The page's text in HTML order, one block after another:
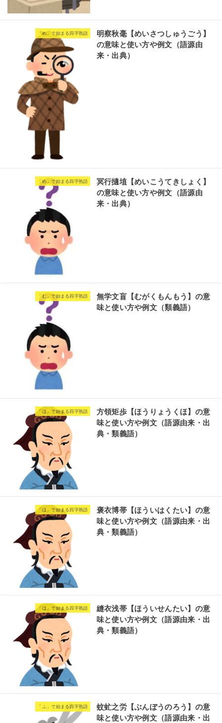
「め」で始まる四字熟語
明察秋毫【めいさつしゅうごう】
の意味と使い方や例文（語源由
来・出典）
「め」で始まる四字熟語
冥行擿埴【めいこうてきしょく】
の意味と使い方や例文（語源由
来・出典）
「む」で始まる四字熟語
無学文盲【むがくもんもう】の意
味と使い方や例文（類義語）
「ほ」で始まる四字熟語
方領矩歩【ほうりょうくほ】の意
味と使い方や例文（語源由来・出
典・類義語）
「ほ」で始まる四字熟語
褒衣博帯【ほういはくたい】の意
味と使い方や例文（語源由来・出
典・類義語）
「ほ」で始まる四字熟語
縫衣浅帯【ほういせんたい】の意
味と使い方や例文（語源由来・出
典・類義語）
「ふ」で始まる四字熟語
蚊虻之労【ぶんぼうのろう】の意
味と使い方や例文（語源由来・出